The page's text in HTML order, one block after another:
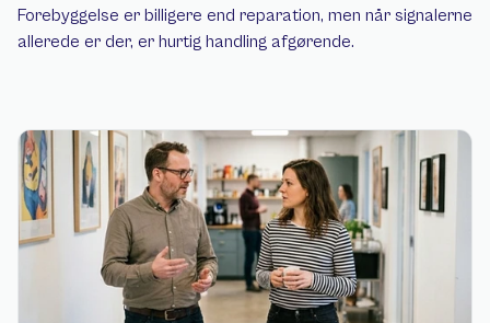
Forebyggelse er billigere end reparation, men når signalerne
allerede er der, er hurtig handling afgørende.